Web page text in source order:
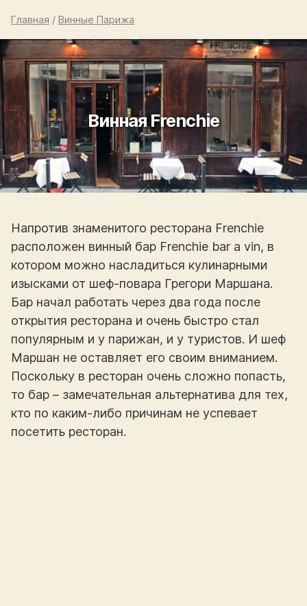
Главная / Винные Парижа
Винная Frenchie
Напротив знаменитого ресторана Frenchie
расположен винный бар Frenchie bar a vin, в
котором можно насладиться кулинарными
изысками от шеф-повара Грегори Маршана.
Бар начал работать через два года после
открытия ресторана и очень быстро стал
популярным и у парижан, и у туристов. И шеф
Маршан не оставляет его своим вниманием.
Поскольку в ресторан очень сложно попасть,
то бар – замечательная альтернатива для тех,
кто по каким-либо причинам не успевает
посетить ресторан.